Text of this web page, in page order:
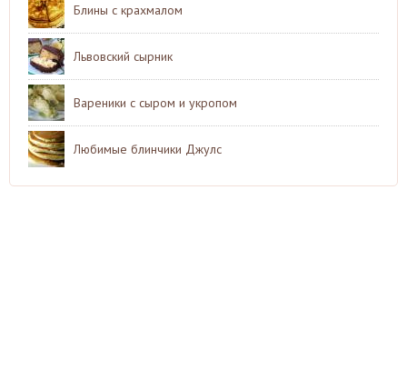
Блины с крахмалом
Львовский сырник
Вареники с сыром и укропом
Любимые блинчики Джулс